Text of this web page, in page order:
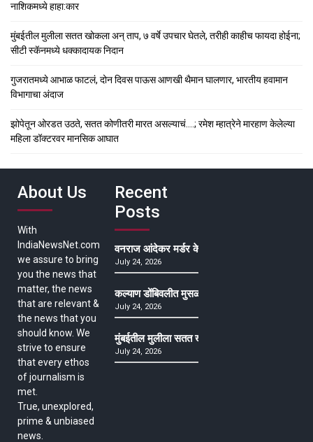
नाशिकमध्ये हाहा:कार
मुंबईतील मुलीला सतत खोकला अन् ताप, ७ वर्षे उपचार घेतले, तरीही काहीच फायदा होईना;
सीटी स्कॅनमध्ये धक्कादायक निदान
गुजरातमध्ये आभाळ फाटलं, दोन दिवस पाऊस आणखी थैमान घालणार, भारतीय हवामान
विभागाचा अंदाज
झोपेतून ओरडत उठते, सतत कोणीतरी मारत असल्याचं….; रमेश म्हात्रेने मारहाण केलेल्या
महिला डॉक्टरवर मानसिक आघात
About Us
With
IndiaNewsNet.com
we assure to bring
you the news that
matter, the news
that are relevant &
the news that you
should know. We
strive to ensure
that every ethos
of journalism is
met.
True, unexplored,
prime & unbiased
news.
Recent
Posts
वनराज आंदेकर मर्डर केसमधील साक्षीदाराची हत्या,
July 24, 2026
कल्याण डोंबिवलीत मुसळधार ते अतिमुसळधार पाऊस,
July 24, 2026
मुंबईतील मुलीला सतत खोकला अन् ताप, ७ वर्षे उपचार
July 24, 2026